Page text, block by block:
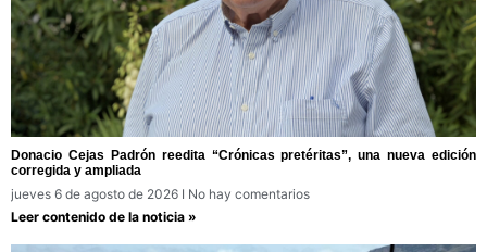
Donacio Cejas Padrón reedita “Crónicas pretéritas”, una nueva edición
corregida y ampliada
jueves 6 de agosto de 2026
No hay comentarios
Leer contenido de la noticia »